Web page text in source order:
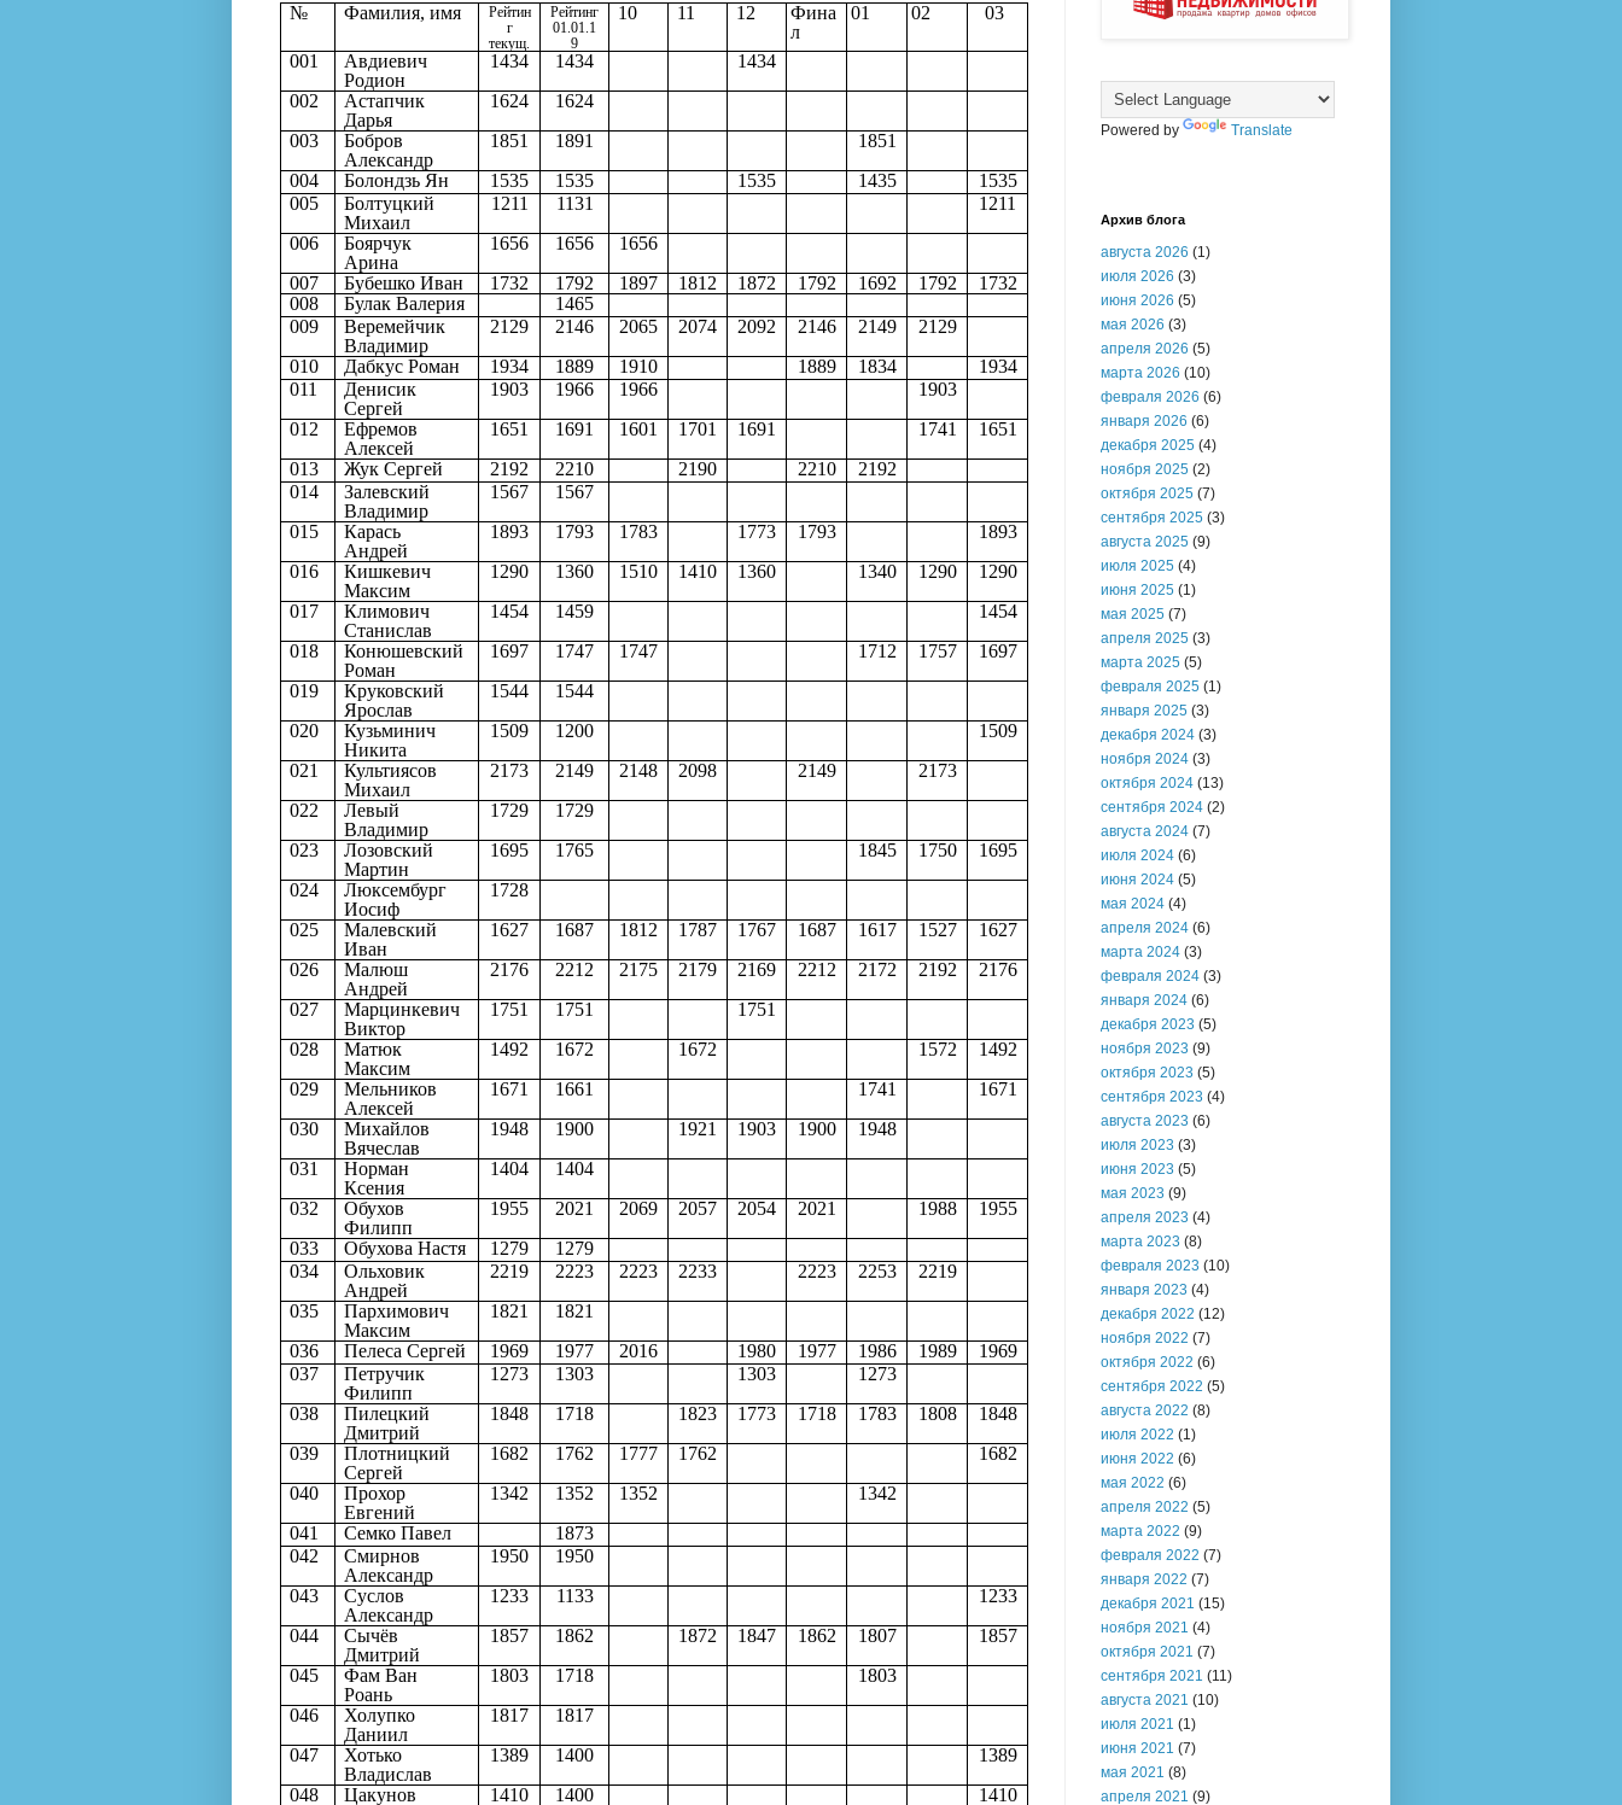
№
Фамилия, имя
Рейтин
г
текущ.
Рейтинг
01.01.1
9
10 11 12
Фина
л
01 02 03
001
Авдиевич
Родион
1434 1434
1434
002
Астапчик
Дарья
1624
1624
003
Бобров
Александр
1851 1891
1851
004
Болондзь Ян 1535 1535 1535 1435
1535
005
Болтуцкий
Михаил
1211 1131
1211
006
Боярчук
Арина
1656 1656
1656
007
Бубешко Иван 1732 1792 1897 1812 1872 1792 1692 1792
1732
008
Булак Валерия
1465
009
Веремейчик
Владимир
2129 2146 2065 2074 2092 2146 2149
2129
010
Дабкус Роман 1934 1889 1910 1889 1834
1934
011
Денисик
Сергей
1903 1966 1966
1903
012
Ефремов
Алексей
1651 1691 1601 1701 1691 1741
1651
013
Жук Сергей 2192 2210 2190 2210
2192
014
Залевский
Владимир
1567
1567
015
Карась
Андрей
1893 1793 1783 1773 1793
1893
016
Кишкевич
Максим
1290 1360 1510 1410 1360 1340 1290
1290
017
Климович
Станислав
1454 1459
1454
018
Конюшевский
Роман
1697 1747 1747 1712 1757
1697
019
Круковский
Ярослав
1544
1544
020
Кузьминич
Никита
1509 1200
1509
021
Культиясов
Михаил
2173 2149 2148 2098 2149
2173
022
Левый
Владимир
1729
1729
023
Лозовский
Мартин
1695 1765 1845 1750
1695
024
Люксембург
Иосиф
1728
025
Малевский
Иван
1627 1687 1812 1787 1767 1687 1617 1527
1627
026
Малюш
Андрей
2176 2212 2175 2179 2169 2212 2172 2192
2176
027
Марцинкевич
Виктор
1751 1751
1751
028
Матюк
Максим
1492 1672 1672 1572
1492
029
Мельников
Алексей
1671 1661 1741
1671
030
Михайлов
Вячеслав
1948 1900 1921 1903 1900
1948
031
Норман
Ксения
1404
1404
032
Обухов
Филипп
1955 2021 2069 2057 2054 2021 1988
1955
033
Обухова Настя 1279
1279
034
Ольховик
Андрей
2219 2223 2223 2233 2223 2253
2219
035
Пархимович
Максим
1821
1821
036
Пелеса Сергей 1969 1977 2016 1980 1977 1986 1989
1969
037
Петручик
Филипп
1273 1303 1303
1273
038
Пилецкий
Дмитрий
1848 1718 1823 1773 1718 1783 1808
1848
039
Плотницкий
Сергей
1682 1762 1777 1762
1682
040
Прохор
Евгений
1342 1352 1352
1342
041
Семко Павел
1873
042
Смирнов
Александр
1950
1950
043
Суслов
Александр
1233 1133
1233
044
Сычёв
Дмитрий
1857 1862 1872 1847 1862 1807
1857
045
Фам Ван
Роань
1803 1718
1803
046
Холупко
Даниил
1817
1817
047
Хотько
Владислав
1389 1400
1389
048
Цакунов
1410 1400
1410
Powered by Translate
Архив блога
августа 2026 (1)
июля 2026 (3)
июня 2026 (5)
мая 2026 (3)
апреля 2026 (5)
марта 2026 (10)
февраля 2026 (6)
января 2026 (6)
декабря 2025 (4)
ноября 2025 (2)
октября 2025 (7)
сентября 2025 (3)
августа 2025 (9)
июля 2025 (4)
июня 2025 (1)
мая 2025 (7)
апреля 2025 (3)
марта 2025 (5)
февраля 2025 (1)
января 2025 (3)
декабря 2024 (3)
ноября 2024 (3)
октября 2024 (13)
сентября 2024 (2)
августа 2024 (7)
июля 2024 (6)
июня 2024 (5)
мая 2024 (4)
апреля 2024 (6)
марта 2024 (3)
февраля 2024 (3)
января 2024 (6)
декабря 2023 (5)
ноября 2023 (9)
октября 2023 (5)
сентября 2023 (4)
августа 2023 (6)
июля 2023 (3)
июня 2023 (5)
мая 2023 (9)
апреля 2023 (4)
марта 2023 (8)
февраля 2023 (10)
января 2023 (4)
декабря 2022 (12)
ноября 2022 (7)
октября 2022 (6)
сентября 2022 (5)
августа 2022 (8)
июля 2022 (1)
июня 2022 (6)
мая 2022 (6)
апреля 2022 (5)
марта 2022 (9)
февраля 2022 (7)
января 2022 (7)
декабря 2021 (15)
ноября 2021 (4)
октября 2021 (7)
сентября 2021 (11)
августа 2021 (10)
июля 2021 (1)
июня 2021 (7)
мая 2021 (8)
апреля 2021 (9)